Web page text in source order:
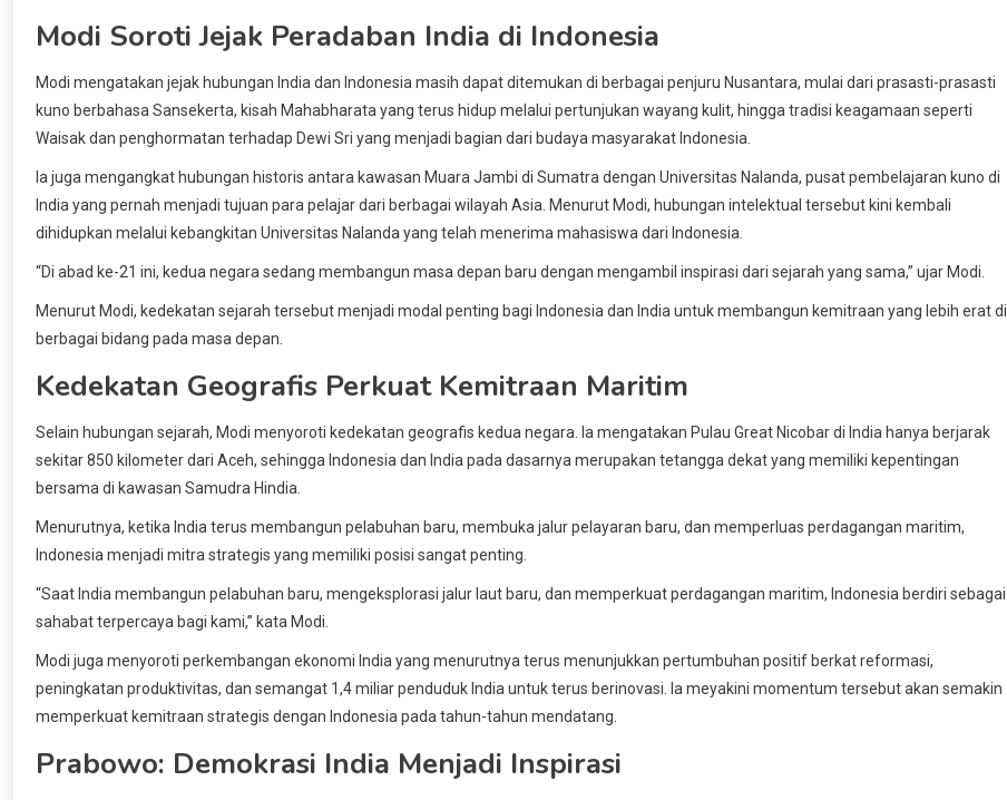
Modi Soroti Jejak Peradaban India di Indonesia
Modi mengatakan jejak hubungan India dan Indonesia masih dapat ditemukan di berbagai penjuru Nusantara, mulai dari prasasti-prasasti
kuno berbahasa Sansekerta, kisah Mahabharata yang terus hidup melalui pertunjukan wayang kulit, hingga tradisi keagamaan seperti
Waisak dan penghormatan terhadap Dewi Sri yang menjadi bagian dari budaya masyarakat Indonesia.
Ia juga mengangkat hubungan historis antara kawasan Muara Jambi di Sumatra dengan Universitas Nalanda, pusat pembelajaran kuno di
India yang pernah menjadi tujuan para pelajar dari berbagai wilayah Asia. Menurut Modi, hubungan intelektual tersebut kini kembali
dihidupkan melalui kebangkitan Universitas Nalanda yang telah menerima mahasiswa dari Indonesia.
“Di abad ke-21 ini, kedua negara sedang membangun masa depan baru dengan mengambil inspirasi dari sejarah yang sama,” ujar Modi.
Menurut Modi, kedekatan sejarah tersebut menjadi modal penting bagi Indonesia dan India untuk membangun kemitraan yang lebih erat di
berbagai bidang pada masa depan.
Kedekatan Geografis Perkuat Kemitraan Maritim
Selain hubungan sejarah, Modi menyoroti kedekatan geografis kedua negara. Ia mengatakan Pulau Great Nicobar di India hanya berjarak
sekitar 850 kilometer dari Aceh, sehingga Indonesia dan India pada dasarnya merupakan tetangga dekat yang memiliki kepentingan
bersama di kawasan Samudra Hindia.
Menurutnya, ketika India terus membangun pelabuhan baru, membuka jalur pelayaran baru, dan memperluas perdagangan maritim,
Indonesia menjadi mitra strategis yang memiliki posisi sangat penting.
“Saat India membangun pelabuhan baru, mengeksplorasi jalur laut baru, dan memperkuat perdagangan maritim, Indonesia berdiri sebagai
sahabat terpercaya bagi kami,” kata Modi.
Modi juga menyoroti perkembangan ekonomi India yang menurutnya terus menunjukkan pertumbuhan positif berkat reformasi,
peningkatan produktivitas, dan semangat 1,4 miliar penduduk India untuk terus berinovasi. Ia meyakini momentum tersebut akan semakin
memperkuat kemitraan strategis dengan Indonesia pada tahun-tahun mendatang.
Prabowo: Demokrasi India Menjadi Inspirasi